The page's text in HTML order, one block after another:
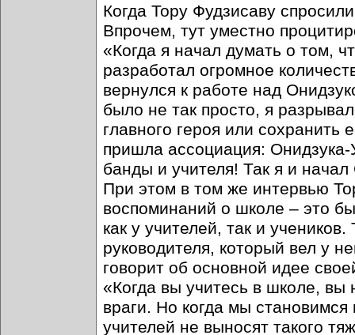
Когда Тору Фудзисаву
Впрочем, тут уместно
«Когда я начал думать о том,
разработал огромное
вернулся к работе над
было не так просто, я
главного героя или сохранить
пришла ассоциация:
банды и учителя! Так я и начал
При этом в том же интервью
воспоминаний о школе – это
как у учителей, так и
руководителя, который вел у
говорит об основной идее
«Когда вы учитесь в школе,
враги. Но когда мы
учителей не выносят такого